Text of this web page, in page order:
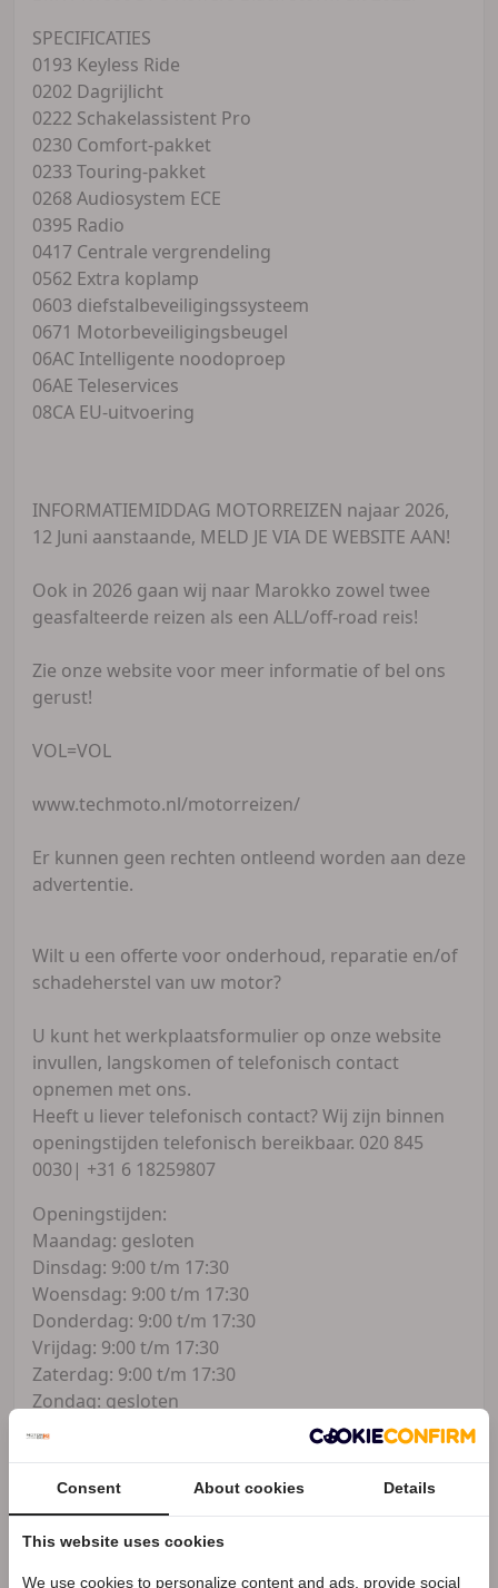
SPECIFICATIES
0193 Keyless Ride
0202 Dagrijlicht
0222 Schakelassistent Pro
0230 Comfort-pakket
0233 Touring-pakket
0268 Audiosystem ECE
0395 Radio
0417 Centrale vergrendeling
0562 Extra koplamp
0603 diefstalbeveiligingssysteem
0671 Motorbeveiligingsbeugel
06AC Intelligente noodoproep
06AE Teleservices
08CA EU-uitvoering
INFORMATIEMIDDAG MOTORREIZEN najaar 2026,
12 Juni aanstaande, MELD JE VIA DE WEBSITE AAN!
Ook in 2026 gaan wij naar Marokko zowel twee
geasfalteerde reizen als een ALL/off-road reis!
Zie onze website voor meer informatie of bel ons
gerust!
VOL=VOL
www.techmoto.nl/motorreizen/
Er kunnen geen rechten ontleend worden aan deze
advertentie.
Wilt u een offerte voor onderhoud, reparatie en/of
schadeherstel van uw motor?
U kunt het werkplaatsformulier op onze website
invullen, langskomen of telefonisch contact
opnemen met ons.
Heeft u liever telefonisch contact? Wij zijn binnen
openingstijden telefonisch bereikbaar. 020 845
0030| +31 6 18259807
Openingstijden:
Maandag: gesloten
Dinsdag: 9:00 t/m 17:30
Woensdag: 9:00 t/m 17:30
Donderdag: 9:00 t/m 17:30
Vrijdag: 9:00 t/m 17:30
Zaterdag: 9:00 t/m 17:30
Zondag: gesloten
Techmoto
1114AJ, Amsterdam-Duivendrecht
KVK-nummer: 61155721
Consent About cookies Details
This website uses cookies
We use cookies to personalize content and ads, provide social